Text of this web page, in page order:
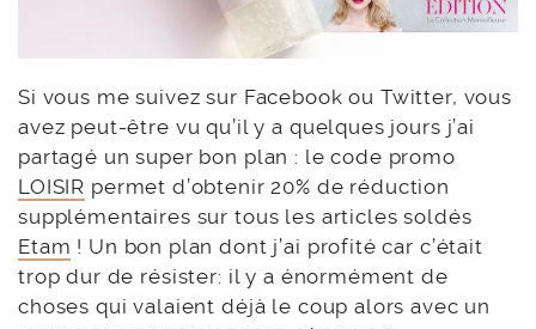
Si vous me suivez sur Facebook ou Twitter, vous
avez peut-être vu qu’il y a quelques jours j’ai
partagé un super bon plan : le code promo
LOISIR permet d’obtenir 20% de réduction
supplémentaires sur tous les articles soldés
Etam ! Un bon plan dont j’ai profité car c’était
trop dur de résister: il y a énormément de
choses qui valaient déjà le coup alors avec un